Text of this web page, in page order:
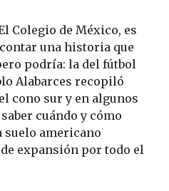
Colegio de México, es
una historia que
podría: la del fútbol
Alabarces recopiló
cono sur y en algunos
cuándo y cómo
americano
expansión por todo el